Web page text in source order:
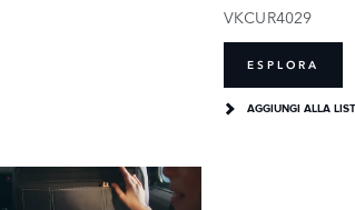
VKCUR4029
ESPLORA
AGGIUNGI ALLA